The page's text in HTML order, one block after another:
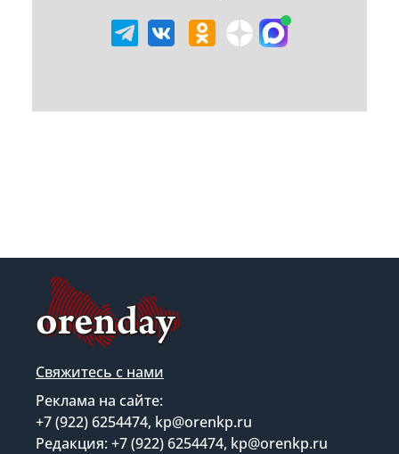
Свяжитесь с нами
Реклама на сайте:
+7 (922) 6254474, kp@orenkp.ru
Редакция: +7 (922) 6254474, kp@orenkp.ru